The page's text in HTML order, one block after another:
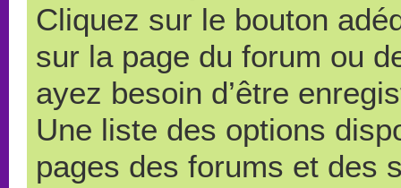
Cliquez sur le bouton
sur la page du forum ou
ayez besoin d’être
Une liste des options
pages des forums et des